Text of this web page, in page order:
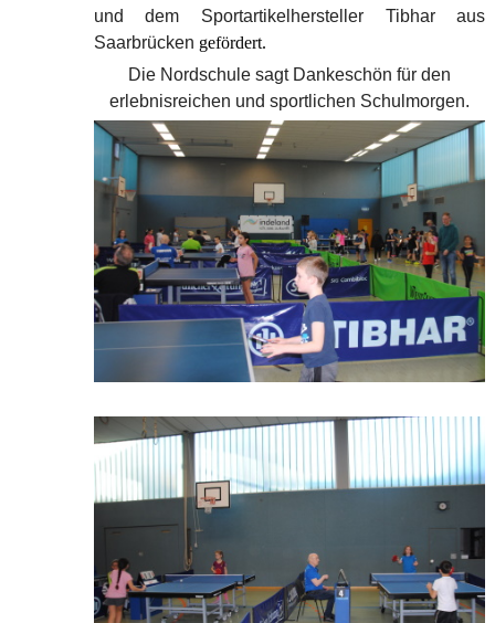
und dem Sportartikelhersteller Tibhar aus
Saarbrücken gefördert.
Die Nordschule sagt Dankeschön für den
erlebnisreichen und sportlichen Schulmorgen.